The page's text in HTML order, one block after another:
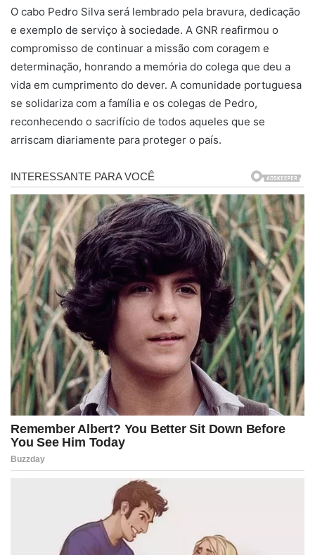
O cabo Pedro Silva será lembrado pela bravura, dedicação
e exemplo de serviço à sociedade. A GNR reafirmou o
compromisso de continuar a missão com coragem e
determinação, honrando a memória do colega que deu a
vida em cumprimento do dever. A comunidade portuguesa
se solidariza com a família e os colegas de Pedro,
reconhecendo o sacrifício de todos aqueles que se
arriscam diariamente para proteger o país.